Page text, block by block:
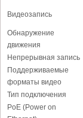
Видеозапись
Обнаружение
движения
Непрерывная запись
Поддерживаемые
форматы видео
Тип подключения
PoE (Power on